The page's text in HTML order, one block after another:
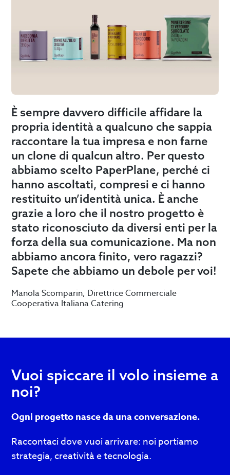
È sempre davvero difficile affidare la
propria identità a qualcuno che sappia
raccontare la tua impresa e non farne
un clone di qualcun altro. Per questo
abbiamo scelto PaperPlane, perché ci
hanno ascoltati, compresi e ci hanno
restituito un’identità unica. È anche
grazie a loro che il nostro progetto è
stato riconosciuto da diversi enti per la
forza della sua comunicazione. Ma non
abbiamo ancora finito, vero ragazzi?
Sapete che abbiamo un debole per voi!
Manola Scomparin, Direttrice Commerciale
Cooperativa Italiana Catering
Vuoi spiccare il volo insieme a
noi?
Ogni progetto nasce da una conversazione.
Raccontaci dove vuoi arrivare: noi portiamo
strategia, creatività e tecnologia.